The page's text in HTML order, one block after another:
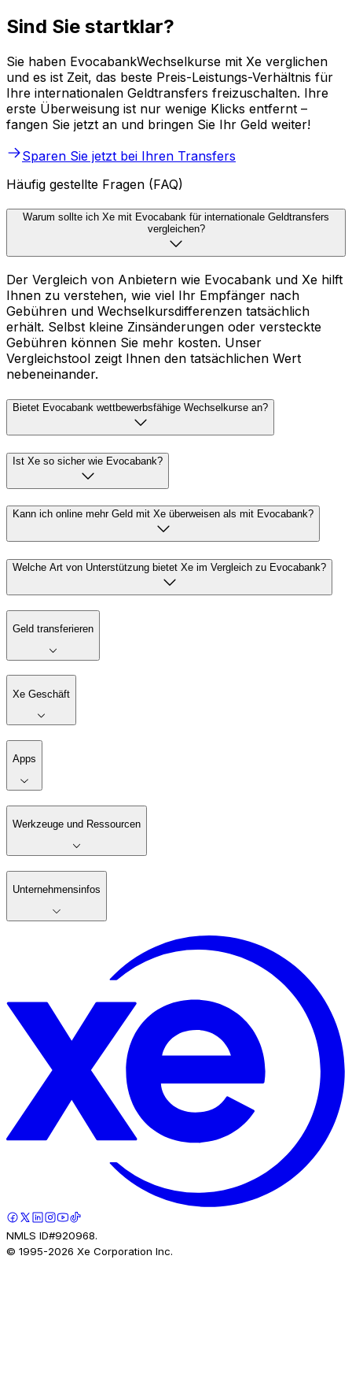
Sind Sie startklar?
Sie haben EvocabankWechselkurse mit Xe verglichen
und es ist Zeit, das beste Preis-Leistungs-Verhältnis für
Ihre internationalen Geldtransfers freizuschalten. Ihre
erste Überweisung ist nur wenige Klicks entfernt –
fangen Sie jetzt an und bringen Sie Ihr Geld weiter!
Sparen Sie jetzt bei Ihren Transfers
Häufig gestellte Fragen (FAQ)
Warum sollte ich Xe mit Evocabank für internationale Geldtransfers
vergleichen?
Der Vergleich von Anbietern wie Evocabank und Xe hilft
Ihnen zu verstehen, wie viel Ihr Empfänger nach
Gebühren und Wechselkursdifferenzen tatsächlich
erhält. Selbst kleine Zinsänderungen oder versteckte
Gebühren können Sie mehr kosten. Unser
Vergleichstool zeigt Ihnen den tatsächlichen Wert
nebeneinander.
Bietet Evocabank wettbewerbsfähige Wechselkurse an?
Ist Xe so sicher wie Evocabank?
Kann ich online mehr Geld mit Xe überweisen als mit Evocabank?
Welche Art von Unterstützung bietet Xe im Vergleich zu Evocabank?
Geld transferieren
Xe Geschäft
Apps
Werkzeuge und Ressourcen
Unternehmensinfos
NMLS ID#920968.
© 1995-2026 Xe Corporation Inc.